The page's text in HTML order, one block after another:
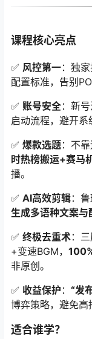
课程核心亮点
✅ 风控第一：独
配置标准，告别
✅ 账号安全：新
启动流程，避开系
✅ 爆款选题：不
时热榜搬运+赛马
播。
✅ AI高效剪辑：
生成多语种文案与
✅ 终极去重术：
+变速BGM，
非原创。
✅ 收益保护 ： “发
博弈策略，避免高
适合谁学？